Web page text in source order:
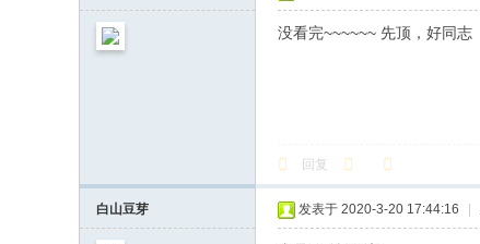
没看完~~~~~~ 先顶，好同志
回复
白山豆芽 发表于 2020-3-20 17:44:16